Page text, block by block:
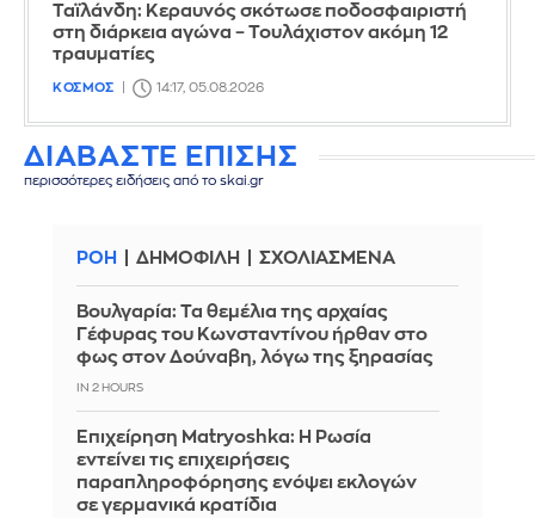
Ταϊλάνδη: Κεραυνός σκότωσε ποδοσφαιριστή
στη διάρκεια αγώνα – Τουλάχιστον ακόμη 12
τραυματίες
ΚΟΣΜΟΣ 14:17, 05.08.2026
ΔΙΑΒΑΣΤΕ ΕΠΙΣΗΣ
περισσότερες ειδήσεις από το skai.gr
ΡΟΗ ΔΗΜΟΦΙΛΗ ΣΧΟΛΙΑΣΜΕΝΑ
Βουλγαρία: Τα θεμέλια της αρχαίας
Γέφυρας του Κωνσταντίνου ήρθαν στο
φως στον Δούναβη, λόγω της ξηρασίας
IN 2 HOURS
Επιχείρηση Matryoshka: Η Ρωσία
εντείνει τις επιχειρήσεις
παραπληροφόρησης ενόψει εκλογών
σε γερμανικά κρατίδια